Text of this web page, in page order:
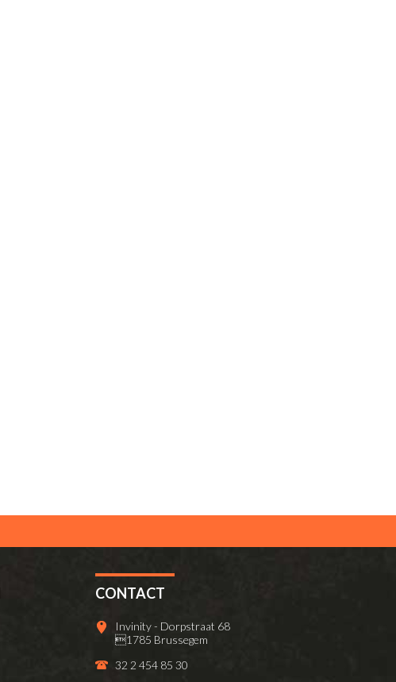
CONTACT
Invinity - Dorpstraat 68
1785 Brussegem
32 2 454 85 30